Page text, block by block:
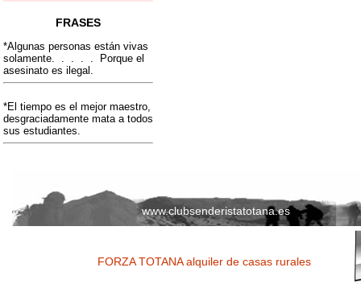
FRASES
*Algunas personas están vivas
solamente. . . . . Porque el
asesinato es ilegal.
*El tiempo es el mejor maestro,
desgraciadamente mata a todos
sus estudiantes.
www.clubsenderistatotana.es
FORZA TOTANA alquiler de casas rurales